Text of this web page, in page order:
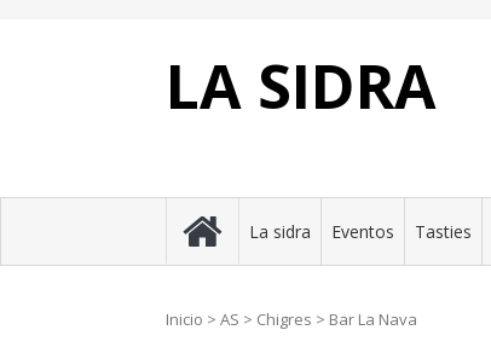
LA SIDRA
La sidra Eventos Tasties
Inicio > AS > Chigres > Bar La Nava